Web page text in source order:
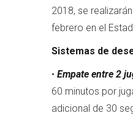
2018, se
febrero en el
Sistemas de
• Empate entre 2
60 minutos por
adicional de 30